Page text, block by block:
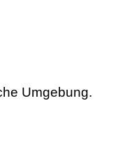
Umgebung.